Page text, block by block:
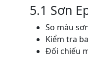
5.1 Sơn
So màu
Kiểm tra
Đối chiếu